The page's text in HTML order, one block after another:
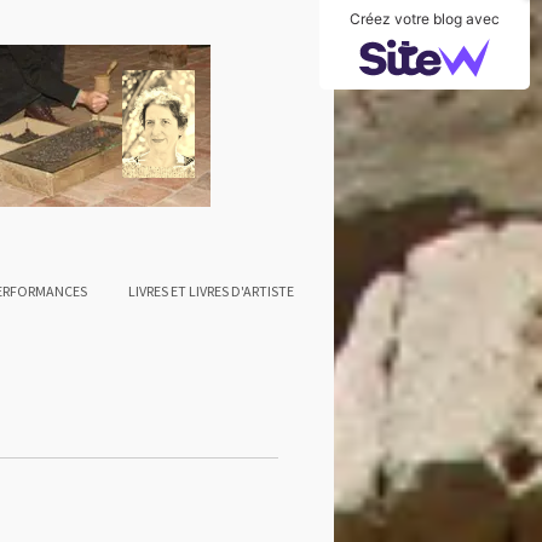
Créez votre blog avec
LIVRES ET LIVRES D'ARTISTE